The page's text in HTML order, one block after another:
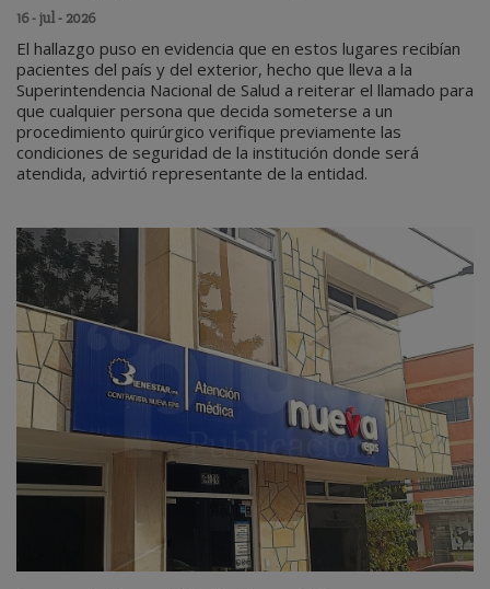
16 - jul - 2026
El hallazgo puso en evidencia que en estos lugares recibían
pacientes del país y del exterior, hecho que lleva a la
Superintendencia Nacional de Salud a reiterar el llamado para
que cualquier persona que decida someterse a un
procedimiento quirúrgico verifique previamente las
condiciones de seguridad de la institución donde será
atendida, advirtió representante de la entidad.